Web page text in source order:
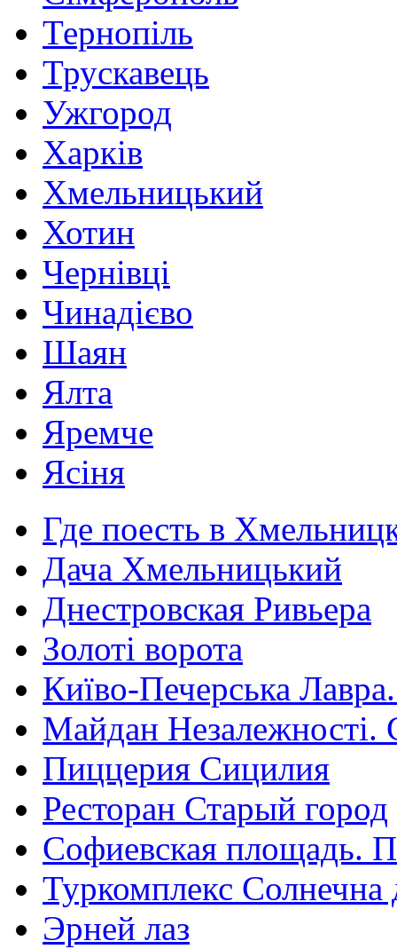
Тернопіль
Трускавець
Ужгород
Харків
Хмельницький
Хотин
Чернівці
Чинадієво
Шаян
Ялта
Яремче
Ясіня
Где поесть в
Дача Хмельницький
Днестровская Ривьера
Золоті ворота
Київо-Печерська
Майдан Незалежності.
Пиццерия Сицилия
Ресторан Старый город
Софиевская площадь.
Туркомплекс Солнечна
Эрней лаз